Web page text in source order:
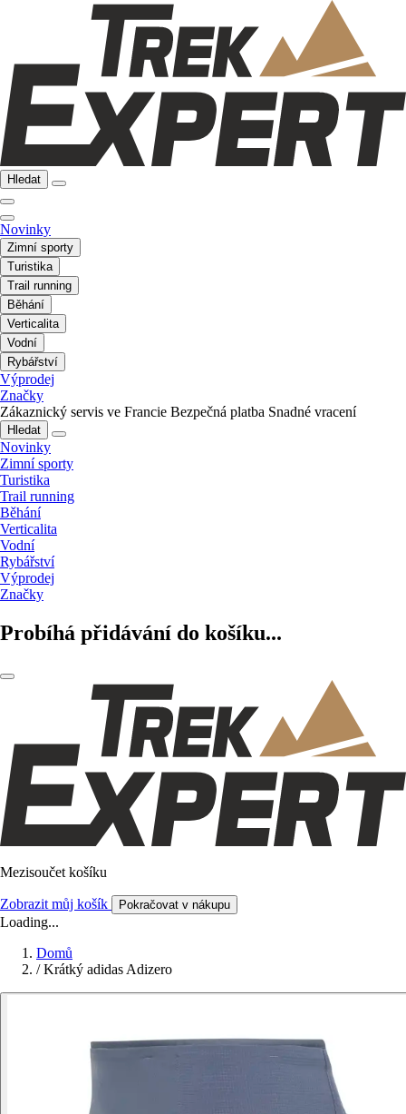
Hledat
Novinky
Zimní sporty
Turistika
Trail running
Běhání
Verticalita
Vodní
Rybářství
Výprodej
Značky
Zákaznický servis ve Francie Bezpečná platba Snadné vracení
Hledat
Novinky
Zimní sporty
Turistika
Trail running
Běhání
Verticalita
Vodní
Rybářství
Výprodej
Značky
Probíhá přidávání do košíku...
Mezisoučet košíku
Zobrazit můj košík Pokračovat v nákupu
Loading...
Domů
/ Krátký adidas Adizero